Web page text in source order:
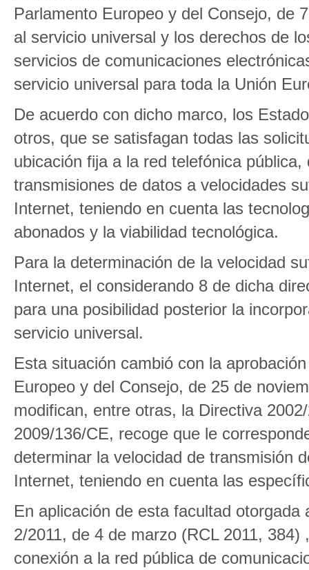
Parlamento Europeo y del Consejo, de
al servicio universal y los derechos de
servicios de comunicaciones
servicio universal para toda la Unión
De acuerdo con dicho marco, los
otros, que se satisfagan todas las
ubicación fija a la red telefónica
transmisiones de datos a velocidades
Internet, teniendo en cuenta las
abonados y la viabilidad tecnológica.
Para la determinación de la velocidad
Internet, el considerando 8 de dicha
para una posibilidad posterior la
servicio universal.
Esta situación cambió con la
Europeo y del Consejo, de 25 de
modifican, entre otras, la Directiva
2009/136/CE, recoge que le
determinar la velocidad de transmisión
Internet, teniendo en cuenta las
En aplicación de esta facultad
2/2011, de 4 de marzo (RCL 2011,
conexión a la red pública de